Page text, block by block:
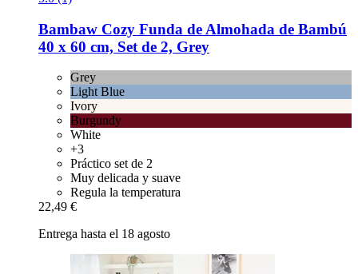
Bambaw Cozy Funda de Almohada de Bambú
40 x 60 cm, Set de 2, Grey
Grey
Light Blue
Ivory
Burgundy
White
+3
Práctico set de 2
Muy delicada y suave
Regula la temperatura
22,49 €
Entrega hasta el 18 agosto